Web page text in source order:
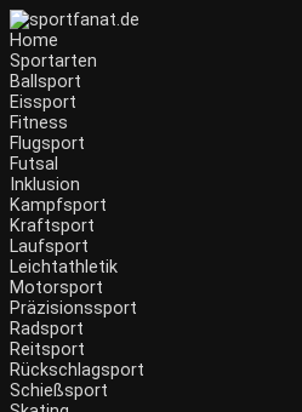
Home
Sportarten
Ballsport
Eissport
Fitness
Flugsport
Futsal
Inklusion
Kampfsport
Kraftsport
Laufsport
Leichtathletik
Motorsport
Präzisionssport
Radsport
Reitsport
Rückschlagsport
Schießsport